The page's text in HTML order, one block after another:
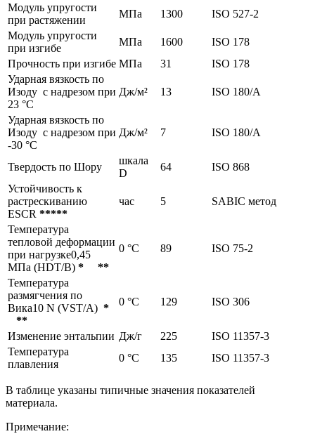
Модуль упругости
при растяжении
МПа 1300
ISO 527-2
Модуль упругости
при изгибе
МПа 1600
ISO 178
Прочность при изгибе МПа 31
ISO 178
Ударная вязкость по
Изоду с надрезом при
23 °С
Дж/м² 13 ISO 180/A
Ударная вязкость по
Изоду с надрезом при
-30 °C
Дж/м² 7 ISO 180/A
Твердость по Шору
шкала
D
64
ISO 868
Устойчивость к
растрескиванию
ESCR *****
час 5 SABIC метод
Температура
тепловой деформации
при нагрузке0,45
МПа (HDT/B) * **
0 °C 89 ISO 75-2
Температура
размягчения по
Вика10 N (VST/A) *
**
0 °C 129 ISO 306
Изменение энтальпии Дж/г 225
ISO 11357-3
Температура
плавления
0 °C 135 ISO 11357-3
В таблице указаны типичные значения показателей
материала.
Примечание: